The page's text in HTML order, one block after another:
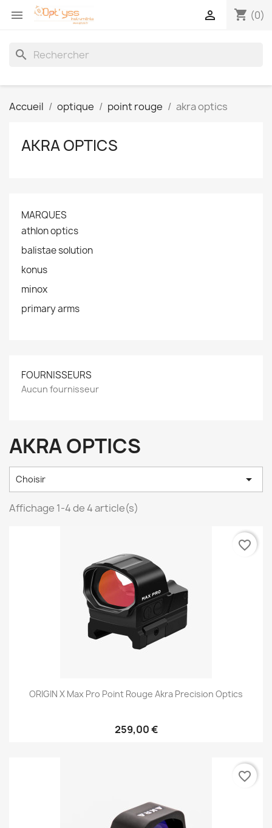
 shopping_cart (0)

search
Accueil optique point rouge akra optics
AKRA OPTICS
MARQUES
athlon optics
balistae solution
konus
minox
primary arms
FOURNISSEURS
Aucun fournisseur
AKRA OPTICS
Choisir 
Affichage 1-4 de 4 article(s)
ORIGIN X Max Pro Point Rouge Akra Precision Optics
259,00 €
favorite_border
favorite_border